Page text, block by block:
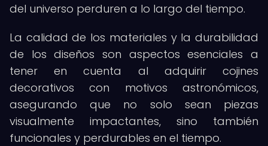
del universo perduren a lo largo del tiempo.
La calidad de los materiales y la durabilidad
de los diseños son aspectos esenciales a
tener en cuenta al adquirir cojines
decorativos con motivos astronómicos,
asegurando que no solo sean piezas
visualmente impactantes, sino también
funcionales y perdurables en el tiempo.